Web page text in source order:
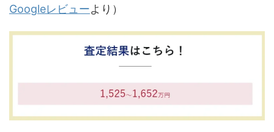
Googleレビューより）